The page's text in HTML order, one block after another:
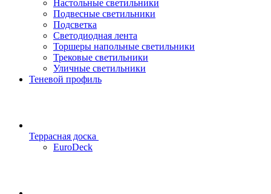
Настольные светильники
Подвесные светильники
Подсветка
Светодиодная лента
Торшеры напольные светильники
Трековые светильники
Уличные светильники
Теневой профиль
Террасная доска
EuroDeck